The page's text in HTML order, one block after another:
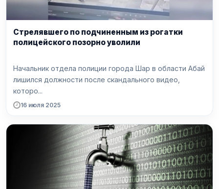
Стрелявшего по подчиненным из рогатки
полицейского позорно уволили
Начальник отдела полиции города Шар в области Абай
лишился должности после скандального видео,
которо...
16 июля 2025